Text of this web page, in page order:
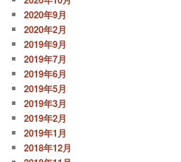
2020年9月
2020年2月
2019年9月
2019年7月
2019年6月
2019年5月
2019年3月
2019年2月
2019年1月
2018年12月